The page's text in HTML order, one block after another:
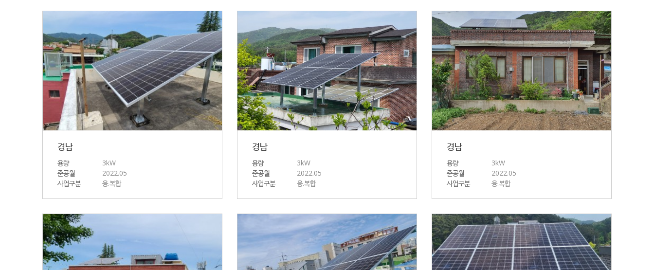
경남
용량
3kW
준공월
2022.05
사업구분
융.복합
경남
용량
3kW
준공월
2022.05
사업구분
융.복합
경남
용량
3kW
준공월
2022.05
사업구분
융.복합